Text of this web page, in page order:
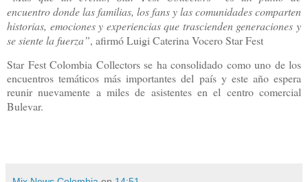
encuentro donde las familias, los fans y las comunidades comparten
historias, emociones y experiencias que trascienden generaciones y
se siente la fuerza”, afirmó Luigi Caterina Vocero Star Fest
Star Fest Colombia Collectors se ha consolidado como uno de los
encuentros temáticos más importantes del país y este año espera
reunir nuevamente a miles de asistentes en el centro comercial
Bulevar.